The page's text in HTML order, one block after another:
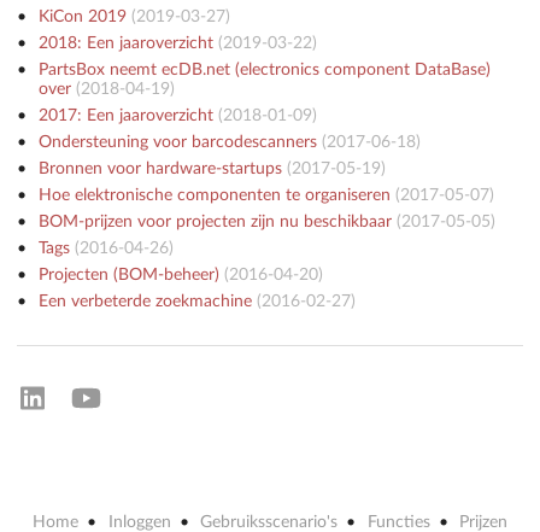
KiCon 2019(2019-03-27)
2018: Een jaaroverzicht(2019-03-22)
PartsBox neemt ecDB.net (electronics component DataBase)
over(2018-04-19)
2017: Een jaaroverzicht(2018-01-09)
Ondersteuning voor barcodescanners(2017-06-18)
Bronnen voor hardware-startups(2017-05-19)
Hoe elektronische componenten te organiseren (2017-05-07)
BOM-prijzen voor projecten zijn nu beschikbaar(2017-05-05)
Tags(2016-04-26)
Projecten (BOM-beheer) (2016-04-20)
Een verbeterde zoekmachine(2016-02-27)
Home Inloggen Gebruiksscenario's Functies Prijzen